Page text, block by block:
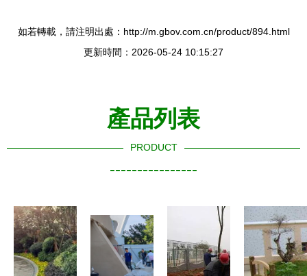
如若轉載，請注明出處：http://m.gbov.com.cn/product/894.html
更新時間：2026-05-24 10:15:27
產品列表
PRODUCT
----------------